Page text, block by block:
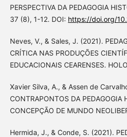
PERSPECTIVA DA PEDAGOGIA
37 (8), 1-12. DOI: https://doi.org/
Neves, V., & Sales, J. (2021).
CRÍTICA NAS PRODUÇÕES
EDUCACIONAIS CEARENSES.
Xavier Silva, A., & Assen de
CONTRAPONTOS DA PEDAGOGIA
CONCEPÇÃO DE MUNDO
Hermida, J., & Conde, S. (2021).